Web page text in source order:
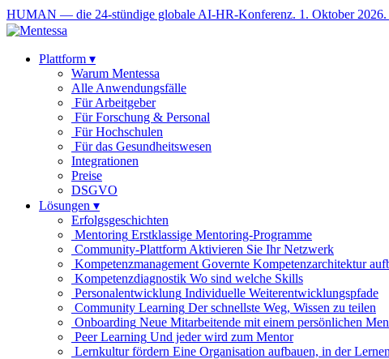
HUMAN — die 24-stündige globale AI-HR-Konferenz. 1. Oktober 2026.
Plattform ▾
Warum Mentessa
Alle Anwendungsfälle
Für Arbeitgeber
Für Forschung & Personal
Für Hochschulen
Für das Gesundheitswesen
Integrationen
Preise
DSGVO
Lösungen ▾
Erfolgsgeschichten
Mentoring Erstklassige Mentoring-Programme
Community-Plattform Aktivieren Sie Ihr Netzwerk
Kompetenzmanagement Governte Kompetenzarchitektur
Kompetenzdiagnostik Wo sind welche Skills
Personalentwicklung Individuelle Weiterentwicklungspfade
Community Learning Der schnellste Weg, Wissen zu teilen
Onboarding Neue Mitarbeitende mit einem persönlichen
Peer Learning Und jeder wird zum Mentor
Lernkultur fördern Eine Organisation aufbauen, in der